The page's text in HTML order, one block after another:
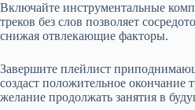
Включайте инструментальные
треков без слов позволяет
снижая отвлекающие факторы.
Завершите плейлист
создаст положительное окончание
желание продолжать занятия в